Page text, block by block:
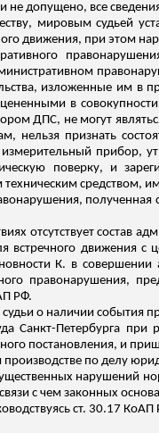
не допущено, все
мировым судьей
движения, при этом
изложенные им в
в
ДПС, не могут
нельзя признать
прибор,
поверку, и
средством,
отсутствует состав
встречного движения с
К. в
правонарушения,
РФ.
о наличии события
Санкт-Петербурга
постановления, и
производстве по делу
нарушений
связи с чем законных
ст. 30.17 КоАП